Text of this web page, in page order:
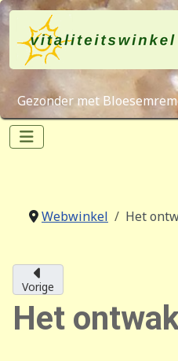
Gezonder met
Webwinkel Het
Vorige
Het